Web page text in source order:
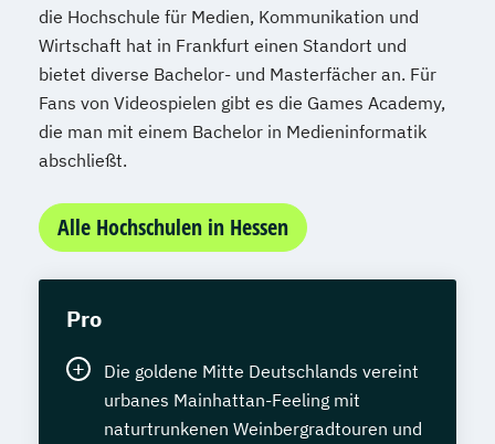
die Hochschule für Medien, Kommunikation und
Wirtschaft hat in Frankfurt einen Standort und
bietet diverse Bachelor- und Masterfächer an. Für
Fans von Videospielen gibt es die Games Academy,
die man mit einem Bachelor in Medieninformatik
abschließt.
Alle Hochschulen in Hessen
Pro
Die goldene Mitte Deutschlands vereint
urbanes Mainhattan-Feeling mit
naturtrunkenen Weinbergradtouren und